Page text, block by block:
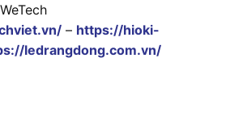
– https://hioki-
ledrangdong.com.vn/